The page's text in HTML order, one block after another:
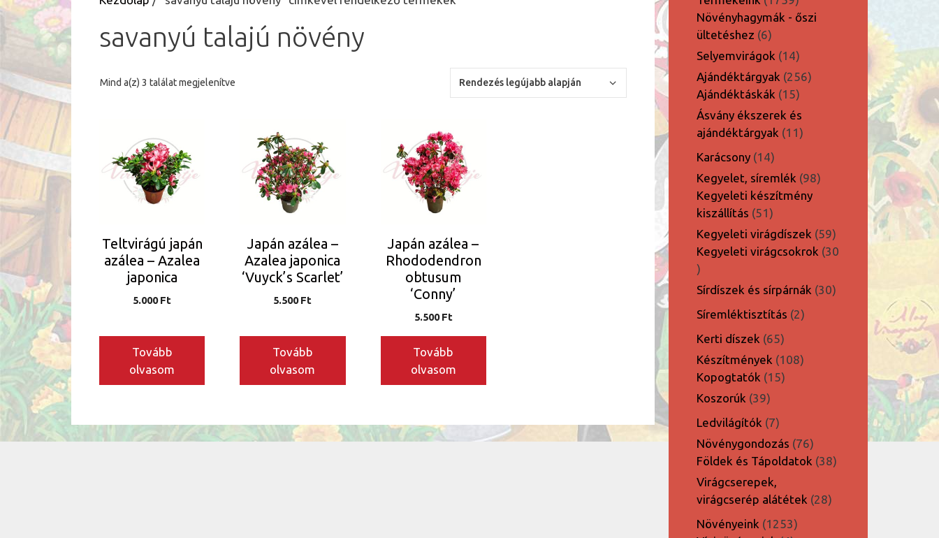
savanyú talajú növény
Mind a(z) 3 találat megjelenítve
Teltvirágú japán
azálea – Azalea
japonica
5.000Ft
Tovább
olvasom
Japán azálea –
Azalea japonica
‘Vuyck’s Scarlet’
5.500Ft
Tovább
olvasom
Japán azálea –
Rhododendron
obtusum
‘Conny’
5.500Ft
Tovább
olvasom
termék
Növényhagymák - őszi
ültetéshez 66
termék
Selyemvirágok 1414
termék
Ajándéktárgyak 256256
Ajándéktáskák 1515
termék
Ásvány ékszerek és
ajándéktárgyak
1111
Karácsony 1414
termék
Kegyelet, síremlék 9898
Kegyeleti készítmény
kiszállítás 5151
termék
Kegyeleti virágdíszek 5959
termék
Kegyeleti virágcsokrok 30
30
termék
Sírdíszek és sírpárnák 3030
Síremléktisztítás 22
Kerti díszek 6565
termék
Készítmények 108108
Kopogtatók 1515
Koszorúk 3939
termék
Ledvilágítók 77
termék
Növénygondozás 7676
termék
Földek és Tápoldatok 3838
Virágcserepek,
virágcserép alátétek 2828
Növényeink 12531253